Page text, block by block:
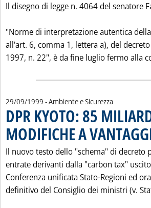
Il disegno di legge n. 4064 del senatore
"Norme di interpretazione autentica
all'art. 6, comma 1, lettera a), del
1997, n. 22", è da fine luglio fermo alla
29/09/1999 - Ambiente e Sicurezza
DPR KYOTO: 85
MODIFICHE A
Il nuovo testo dello "schema" di decreto
entrate derivanti dalla "carbon tax"
Conferenza unificata Stato-Regioni ed
definitivo del Consiglio dei ministri (v.